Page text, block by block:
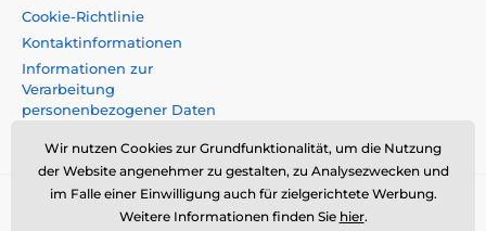
Cookie-Richtlinie
Kontaktinformationen
Informationen zur
Verarbeitung
personenbezogener Daten
Momanio s.r.o., Okružní 361/14, 74718, Píšt',
Wir nutzen Cookies zur Grundfunktionalität, um die Nutzung
der Website angenehmer zu gestalten, zu Analysezwecken und
im Falle einer Einwilligung auch für zielgerichtete Werbung.
Weitere Informationen finden Sie hier.